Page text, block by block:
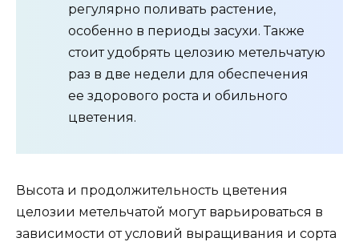
регулярно поливать растение,
особенно в периоды засухи. Также
стоит удобрять целозию метельчатую
раз в две недели для обеспечения
ее здорового роста и обильного
цветения.
Высота и продолжительность цветения
целозии метельчатой могут варьироваться в
зависимости от условий выращивания и сорта